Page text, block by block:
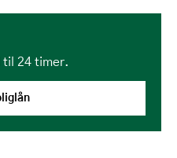
til 24 timer.